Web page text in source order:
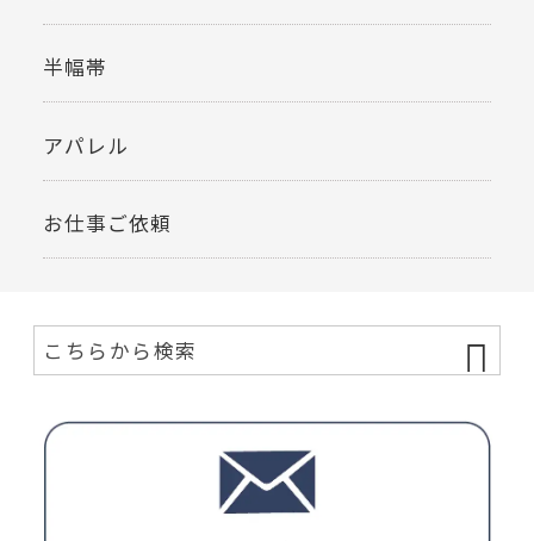
半幅帯
アパレル
お仕事ご依頼